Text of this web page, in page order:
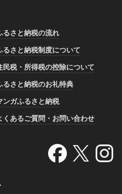
るさと納税の流れ
るさと納税制度について
民税・所得税の控除について
るさと納税のお礼特典
ンガふるさと納税
くあるご質問・お問い合わせ